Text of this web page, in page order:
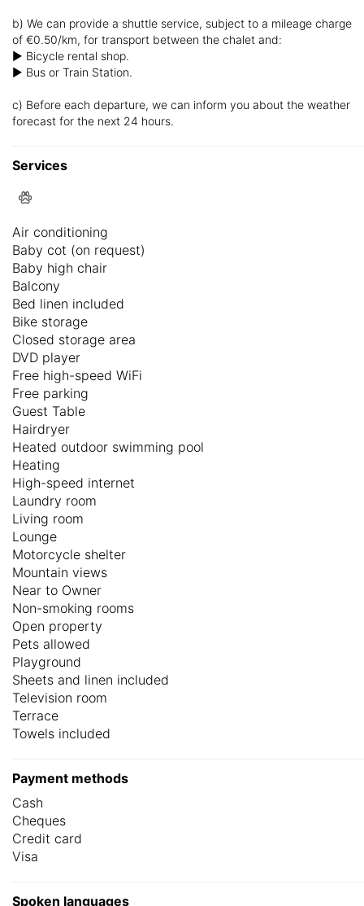
b) We can provide a shuttle service, subject to a mileage charge
of €0.50/km, for transport between the chalet and:
► Bicycle rental shop.
► Bus or Train Station.
c) Before each departure, we can inform you about the weather
forecast for the next 24 hours.
Services
Air conditioning
Baby cot (on request)
Baby high chair
Balcony
Bed linen included
Bike storage
Closed storage area
DVD player
Free high-speed WiFi
Free parking
Guest Table
Hairdryer
Heated outdoor swimming pool
Heating
High-speed internet
Laundry room
Living room
Lounge
Motorcycle shelter
Mountain views
Near to Owner
Non-smoking rooms
Open property
Pets allowed
Playground
Sheets and linen included
Television room
Terrace
Towels included
Payment methods
Cash
Cheques
Credit card
Visa
Spoken languages